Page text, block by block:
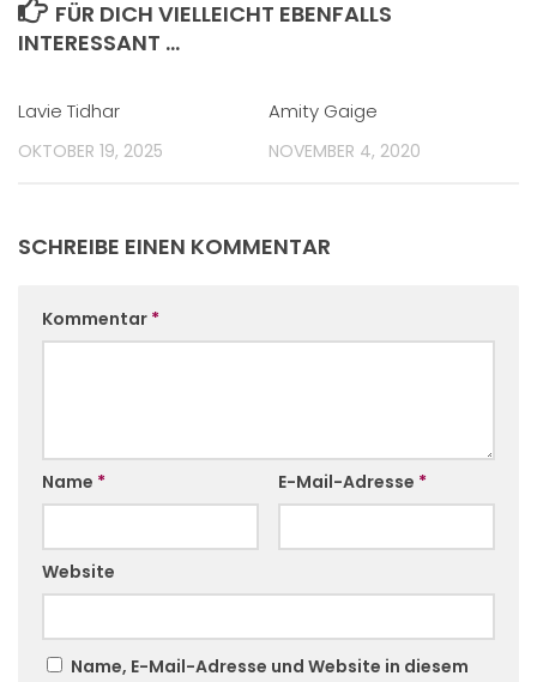
FÜR DICH VIELLEICHT EBENFALLS
INTERESSANT …
Lavie Tidhar
OKTOBER 19, 2025
Amity Gaige
NOVEMBER 4, 2020
SCHREIBE EINEN KOMMENTAR
Kommentar *
Name * E-Mail-Adresse *
Website
Name, E-Mail-Adresse und Website in diesem